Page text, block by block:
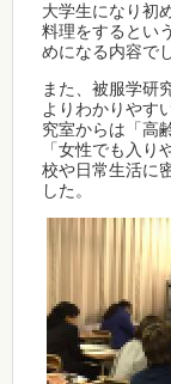
大学生になり初
料理をするとい
めになる内容で
また、被服学研
よりわかりやす
究室からは「高
「女性でも入
校や日常生活に
した。